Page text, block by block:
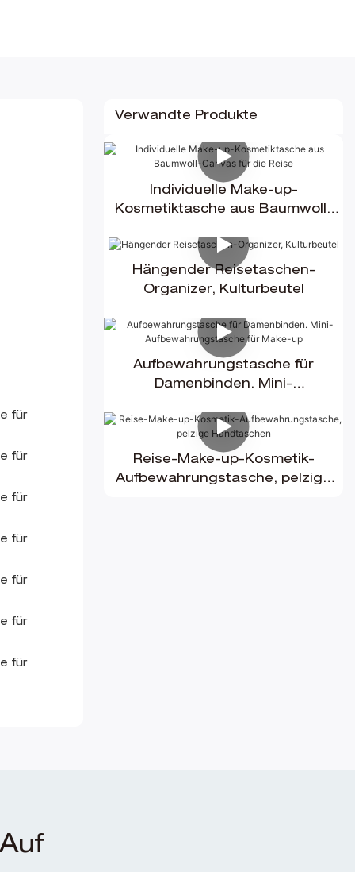
Verwandte Produkte
Individuelle Make-up-
Kosmetiktasche aus Baumwoll-
Hängender Reisetaschen-
Organizer, Kulturbeutel
Aufbewahrungstasche für
Damenbinden. Mini-
up
Reise-Make-up-Kosmetik-
Aufbewahrungstasche, pelzige